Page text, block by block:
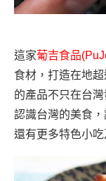
這家葡吉食品
食材，打造在地
的產品不只在台
認識台灣的美食
還有更多特色小吃